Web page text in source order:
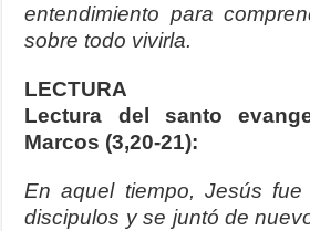
entendimiento para
sobre todo vivirla.
LECTURA
Lectura del santo
Marcos (3,20-21):
En aquel tiempo, Jesús
discipulos y se juntó de